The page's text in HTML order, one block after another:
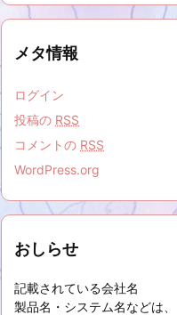
メタ情報
ログイン
投稿の RSS
コメントの RSS
WordPress.org
おしらせ
記載されている会社名
製品名・システム名などは、